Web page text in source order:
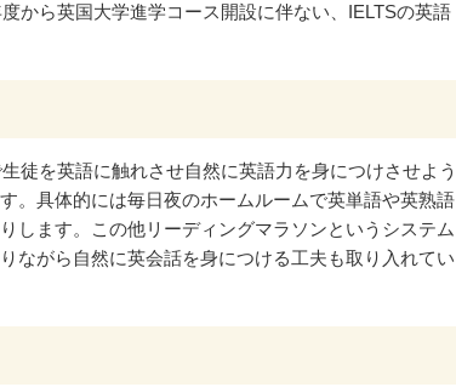
から英国大学進学コース開設に伴ない、IELTSの英語
徒を英語に触れさせ自然に英語力を身につけさせよう
。具体的には毎日夜のホームルームで英単語や英熟語
します。この他リーディングマラソンというシステム
ながら自然に英会話を身につける工夫も取り入れてい